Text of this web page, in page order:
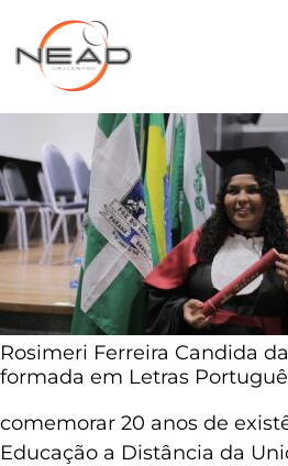
Rosimeri Ferreira Candida
formada em Letras
comemorar 20 anos de
Educação a Distância da